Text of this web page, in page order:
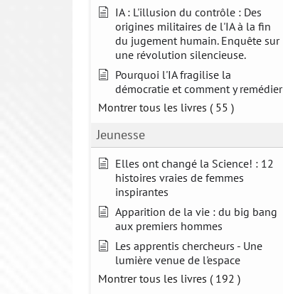
IA : L'illusion du contrôle : Des
origines militaires de l'IA à la fin
du jugement humain. Enquête sur
une révolution silencieuse.
Pourquoi l'IA fragilise la
démocratie et comment y remédier
Montrer tous les livres ( 55 )
Jeunesse
Elles ont changé la Science! : 12
histoires vraies de femmes
inspirantes
Apparition de la vie : du big bang
aux premiers hommes
Les apprentis chercheurs - Une
lumière venue de l'espace
Montrer tous les livres ( 192 )